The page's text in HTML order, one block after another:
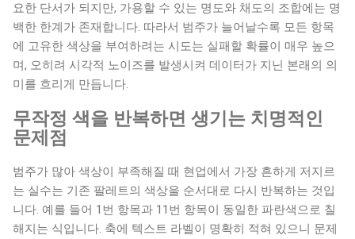
요한 단서가 되지만, 가용할 수 있는 명도와 채도의 조합에는 명
백한 한계가 존재합니다. 따라서 범주가 늘어날수록 모든 항목
에 고유한 색상을 부여하려는 시도는 실패할 확률이 매우 높으
며, 오히려 시각적 노이즈를 발생시켜 데이터가 지닌 본래의 의
미를 흐리게 만듭니다.
무작정 색을 반복하면 생기는 치명적인
문제점
범주가 많아 색상이 부족해질 때 현업에서 가장 흔하게 저지르
는 실수는 기존 팔레트의 색상을 순서대로 다시 반복하는 것입
니다. 예를 들어 1번 항목과 11번 항목이 동일한 파란색으로 칠
해지는 식입니다. 축에 텍스트 라벨이 명확히 적혀 있으니 문제